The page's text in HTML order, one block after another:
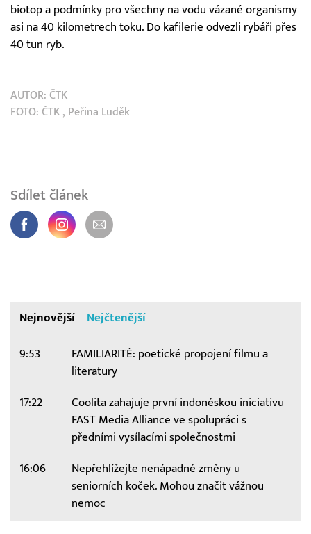
biotop a podmínky pro všechny na vodu vázané organismy
asi na 40 kilometrech toku. Do kafilerie odvezli rybáři přes
40 tun ryb.
AUTOR: ČTK
FOTO: ČTK , Peřina Luděk
Sdílet článek
Nejnovější Nejčtenější
9:53
FAMILIARITÉ: poetické propojení filmu a
literatury
17:22
Coolita zahajuje první indonéskou iniciativu
FAST Media Alliance ve spolupráci s
předními vysílacími společnostmi
16:06
Nepřehlížejte nenápadné změny u
seniorních koček. Mohou značit vážnou
nemoc